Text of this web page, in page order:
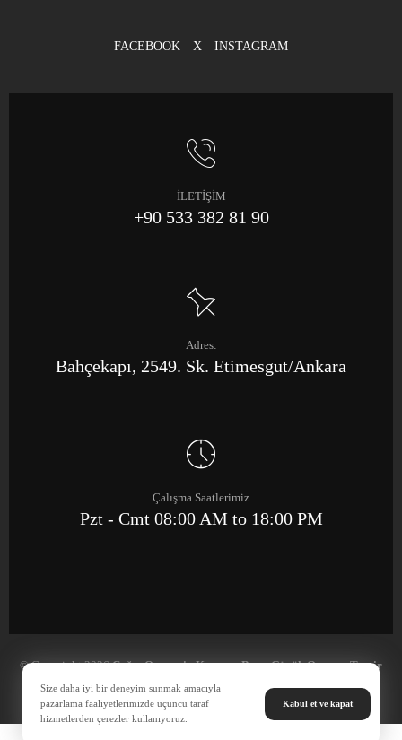
FACEBOOK X INSTAGRAM
İLETİŞİM
+90 533 382 81 90
Adres:
Bahçekapı, 2549. Sk. Etimesgut/Ankara
Çalışma Saatlerimiz
Pzt - Cmt 08:00 AM to 18:00 PM
© Copyright 2026Çağrı Otomotiv Kaporta Boya Göçük Onarım Tamir
Merkezi
Size daha iyi bir deneyim sunmak amacıyla
pazarlama faaliyetlerimizde üçüncü taraf
hizmetlerden çerezler kullanıyoruz.
Kabul et ve kapat